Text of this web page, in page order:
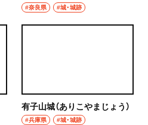
#奈良県 #城・城跡
有子山城（ありこやまじょう）
#兵庫県 #城・城跡